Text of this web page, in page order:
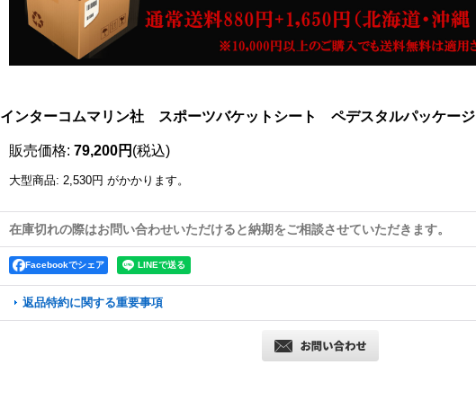
インターコムマリン社 スポーツバケットシート ペデスタルパッケージ
販売価格: 79,200円 (税込)
大型商品: 2,530円 がかかります。
在庫切れの際はお問い合わせいただけると納期をご相談させていただきます。
Facebookでシェア
返品特約に関する重要事項